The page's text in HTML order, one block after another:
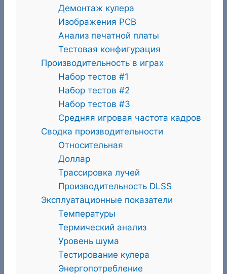
Демонтаж кулера
Изображения PCB
Анализ печатной платы
Тестовая конфигурация
Производительность в играх
Набор тестов #1
Набор тестов #2
Набор тестов #3
Средняя игровая частота кадров
Сводка производительности
Относительная
Доллар
Трассировка лучей
Производительность DLSS
Эксплуатационные показатели
Температуры
Термический анализ
Уровень шума
Тестирование кулера
Энергопотребление